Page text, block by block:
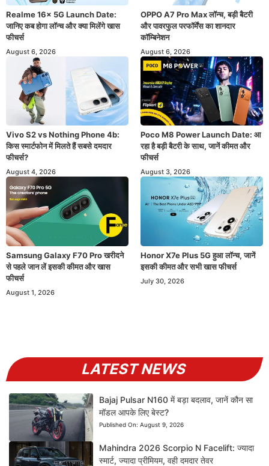
Realme 16x 5G Launch Date:
जानिए कब होगा लॉन्च और क्या मिलेंगे खास
फीचर्स
August 6, 2026
OPPO A7 Pro Max लॉन्च, बड़ी बैटरी
और पावरफुल परफॉर्मेंस का शानदार
कॉम्बिनेशन
August 6, 2026
Vivo S2 vs Nothing Phone 4b:
किस स्मार्टफोन में मिलते हैं सबसे दमदार
फीचर्स?
August 4, 2026
Poco M8 Power Launch Date: आ
रहा है बड़ी बैटरी के साथ, जानें कीमत और
फीचर्स
August 3, 2026
Samsung Galaxy F70 Pro खरीदने
से पहले जान लें इसकी कीमत और खास
फीचर्स
August 1, 2026
Honor X7e Plus 5G हुआ लॉन्च, जानें
इसकी कीमत और सभी खास फीचर्स
July 30, 2026
LATEST NEWS
Bajaj Pulsar N160 में बड़ा बदलाव, जानें कौन सा
मॉडल आपके लिए बेस्ट?
Published On: August 9, 2026
Mahindra 2026 Scorpio N Facelift: ज्यादा
स्मार्ट, ज्यादा प्रीमियम, वही दमदार तेवर